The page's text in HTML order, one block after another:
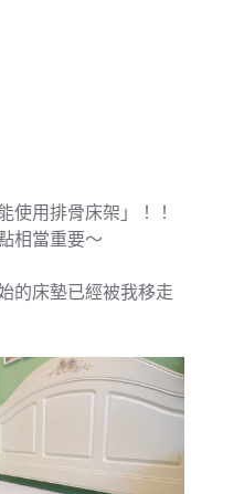
使用排骨床架」！！
相當重要～
的床墊已經被我移走